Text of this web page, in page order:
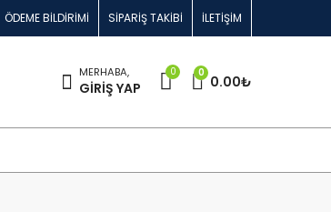
ÖDEME BILDIRIMI SIPARIŞ TAKIBI İLETIŞIM
MERHABA,
GIRIŞ YAP
0 0
0.00₺